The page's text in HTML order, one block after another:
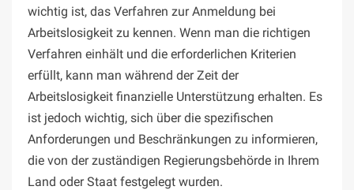
wichtig ist, das Verfahren zur Anmeldung bei
Arbeitslosigkeit zu kennen. Wenn man die richtigen
Verfahren einhält und die erforderlichen Kriterien
erfüllt, kann man während der Zeit der
Arbeitslosigkeit finanzielle Unterstützung erhalten. Es
ist jedoch wichtig, sich über die spezifischen
Anforderungen und Beschränkungen zu informieren,
die von der zuständigen Regierungsbehörde in Ihrem
Land oder Staat festgelegt wurden.